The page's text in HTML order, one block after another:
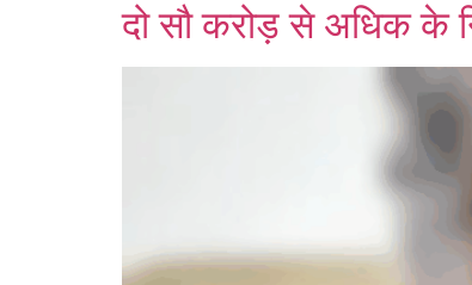
दो सौ करोड़ से अधिक के